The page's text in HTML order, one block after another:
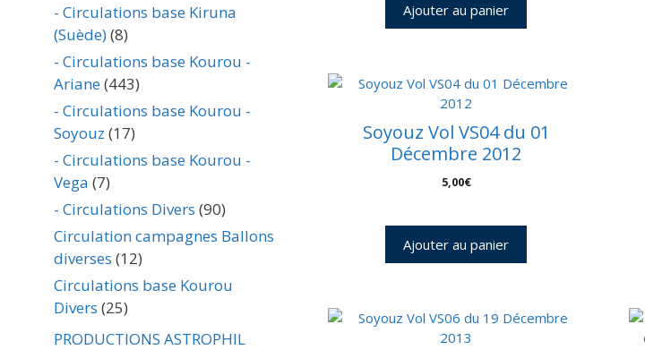
Ajouter au panier
Soyouz Vol VS04 du 01
Décembre 2012
5,00€
Ajouter au panier
- Circulations base Kiruna
(Suède)(8)
- Circulations base Kourou -
Ariane(443)
- Circulations base Kourou -
Soyouz (17)
- Circulations base Kourou -
Vega (7)
- Circulations Divers (90)
Circulation campagnes Ballons
diverses (12)
Circulations base Kourou
Divers (25)
PRODUCTIONS ASTROPHIL